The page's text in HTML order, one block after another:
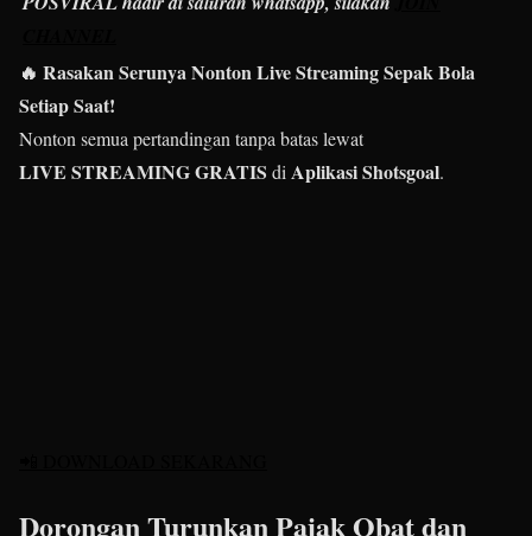
🔥 Rasakan Serunya Nonton Live Streaming Sepak Bola
Setiap Saat!
Nonton semua pertandingan tanpa batas lewat
LIVE STREAMING GRATIS di Aplikasi Shotsgoal.
Dorongan Turunkan Pajak Obat dan